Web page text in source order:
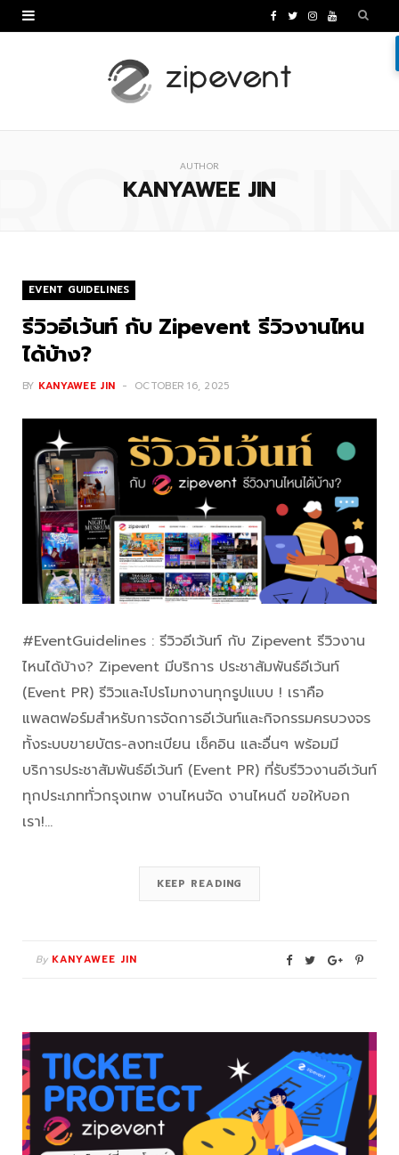
c
T I Y
AUTHOR
KANYAWEE JIN
EVENT GUIDELINES
รีวิวอีเว้นท์ กับ Zipevent รีวิวงานไหน
ได้บ้าง?
BY KANYAWEE JIN OCTOBER 16, 2025
#EventGuidelines : รีวิวอีเว้นท์ กับ Zipevent รีวิวงาน
ไหนได้บ้าง? Zipevent มีบริการ ประชาสัมพันธ์อีเว้นท์
(Event PR) รีวิวและโปรโมทงานทุกรูปแบบ ! เราคือ
แพลตฟอร์มสำหรับการจัดการอีเว้นท์และกิจกรรมครบวงจร
ทั้งระบบขายบัตร-ลงทะเบียน เช็คอิน และอื่นๆ พร้อมมี
บริการประชาสัมพันธ์อีเว้นท์ (Event PR) ที่รับรีวิวงานอีเว้นท์
ทุกประเภททั่วกรุงเทพ งานไหนจัด งานไหนดี ขอให้บอก
เรา!…
KEEP READING
By KANYAWEE JIN